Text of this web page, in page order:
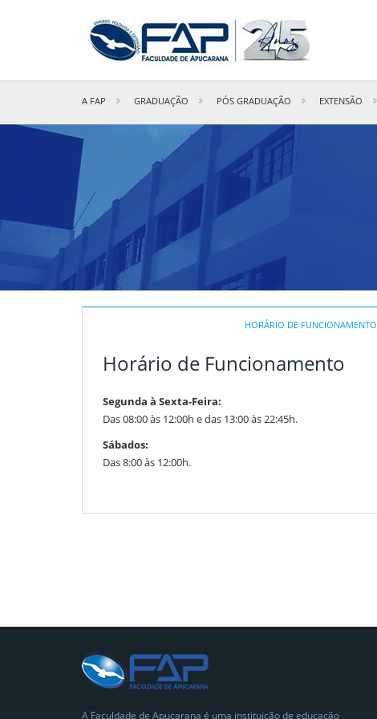
A FAP GRADUAÇÃO PÓS GRADUAÇÃO EXTENSÃO
HORÁRIO DE FUNCIONAMENTO
Horário de Funcionamento
Segunda à Sexta-Feira:
Das 08:00 às 12:00h e das 13:00 às 22:45h.
Sábados:
Das 8:00 às 12:00h.
A Faculdade de Apucarana é uma instituição de educação